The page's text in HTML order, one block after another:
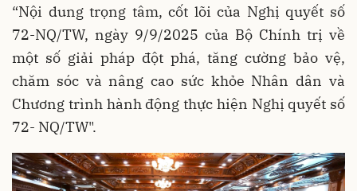
“Nội dung trọng tâm, cốt lõi của Nghị quyết số
72-NQ/TW, ngày 9/9/2025 của Bộ Chính trị về
một số giải pháp đột phá, tăng cường bảo vệ,
chăm sóc và nâng cao sức khỏe Nhân dân và
Chương trình hành động thực hiện Nghị quyết số
72- NQ/TW".